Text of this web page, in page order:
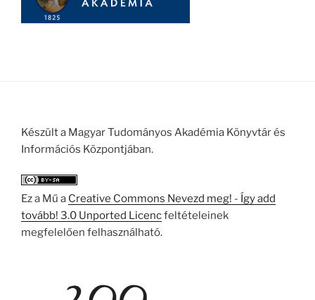
Készült a Magyar Tudományos Akadémia Könyvtár és
Információs Központjában.
Ez a Mű a Creative Commons Nevezd meg! - Így add
tovább! 3.0 Unported Licencfeltételeinek
megfelelően felhasználható.